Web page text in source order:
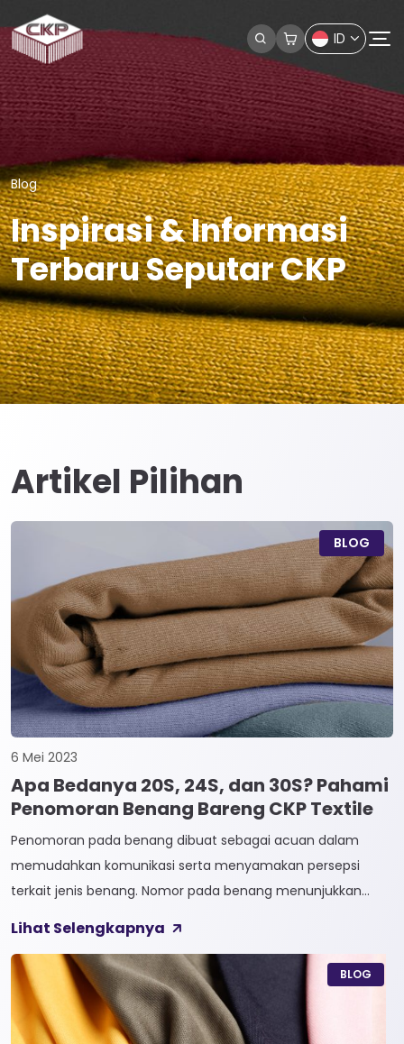
ID
Blog
Inspirasi & Informasi
Terbaru Seputar CKP
Artikel Pilihan
BLOG
6 Mei 2023
Apa Bedanya 20S, 24S, dan 30S? Pahami
Penomoran Benang Bareng CKP Textile
Penomoran pada benang dibuat sebagai acuan dalam
memudahkan komunikasi serta menyamakan persepsi
terkait jenis benang. Nomor pada benang menunjukkan
penomoran sendiri terbagi menjadi dua, Tidak Langsung dan
Langsung. 1. Penomoran Tidak Langsung Penomoran Tidak
Langsung biasa diaplikasikan pada jenis Natural Fiber, seperti
Rayon dan Cotton. Satuan yang paling […]
Lihat Selengkapnya
BLOG